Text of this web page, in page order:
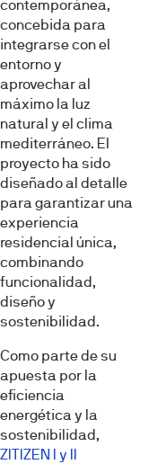
Preferencias
Estadística
Marketing
contemporánea,
concebida para
integrarse con el
entorno y
aprovechar al
máximo la luz
natural y el clima
mediterráneo. El
proyecto ha sido
diseñado al detalle
para garantizar una
experiencia
residencial única,
combinando
funcionalidad,
diseño y
sostenibilidad.
Como parte de su
apuesta por la
eficiencia
energética y la
sostenibilidad,
ZITIZEN I y II